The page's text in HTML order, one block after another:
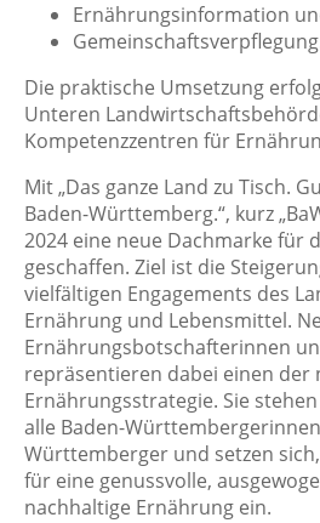
Ernährungsinformation
Die praktische Umsetzung
Unteren
Kompetenzzentren für
Mit „Das ganze Land zu Tisch.
Baden-Württemberg.“, kurz
2024 eine neue Dachmarke für
geschaffen. Ziel ist die
vielfältigen Engagements des
Ernährung und Lebensmittel.
Ernährungsbotschafterinnen
repräsentieren dabei einen der
Ernährungsstrategie. Sie
alle Baden-
Württemberger und setzen
für eine genussvolle,
nachhaltige Ernährung ein.